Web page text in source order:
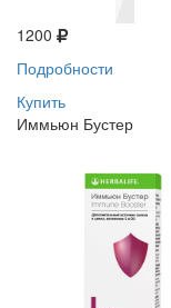
1200
Подробности
Купить
Иммьюн Бустер